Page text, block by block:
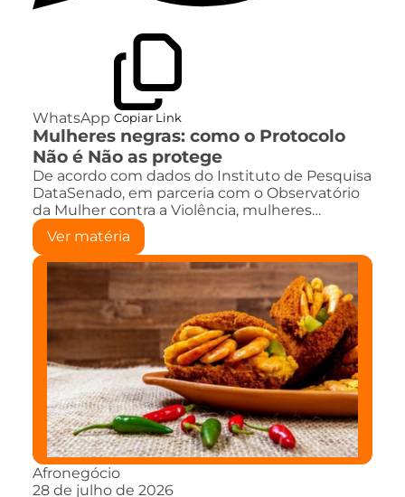
WhatsApp Copiar Link
Mulheres negras: como o Protocolo
Não é Não as protege
De acordo com dados do Instituto de Pesquisa
DataSenado, em parceria com o Observatório
da Mulher contra a Violência, mulheres…
Ver matéria
Afronegócio
28 de julho de 2026